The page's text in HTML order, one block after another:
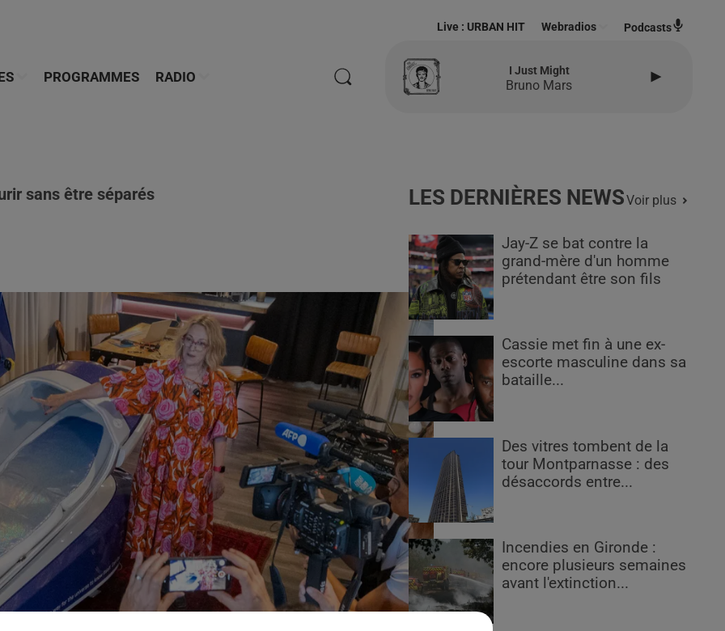
PROGRAMMES RADIO
Live : URBAN HIT Webradios Podcasts
I Just Might
Bruno Mars
sans être séparés LES DERNIÈRES NEWSVoir plus
Jay-Z se bat contre la
grand-mère d'un homme
prétendant être son fils
Cassie met fin à une ex-
escorte masculine dans sa
bataille...
Des vitres tombent de la
tour Montparnasse : des
désaccords entre...
Incendies en Gironde :
encore plusieurs semaines
avant l'extinction...